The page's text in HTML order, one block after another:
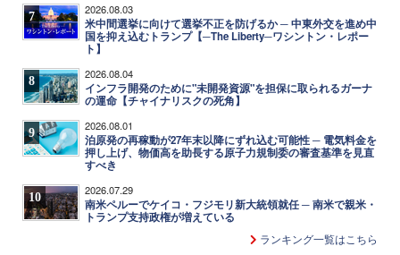
7 2026.08.03
米中間選挙に向けて選挙不正を防げるか ─ 中東外交を進め中
国を抑え込むトランプ【─The Liberty─ワシントン・レポー
ト】
8 2026.08.04
インフラ開発のために"未開発資源"を担保に取られるガーナ
の運命【チャイナリスクの死角】
9 2026.08.01
泊原発の再稼動が27年末以降にずれ込む可能性 ─ 電気料金を
押し上げ、物価高を助長する原子力規制委の審査基準を見直
すべき
10 2026.07.29
南米ペルーでケイコ・フジモリ新大統領就任 ─ 南米で親米・
トランプ支持政権が増えている
ランキング一覧はこちら